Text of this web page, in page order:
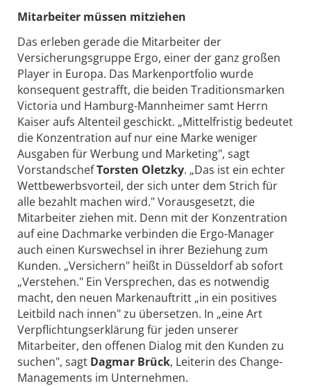
Mitarbeiter müssen mitziehen
Das erleben gerade die Mitarbeiter der
Versicherungsgruppe Ergo, einer der ganz großen
Player in Europa. Das Markenportfolio wurde
konsequent gestrafft, die beiden Traditionsmarken
Victoria und Hamburg-Mannheimer samt Herrn
Kaiser aufs Altenteil geschickt. „Mittelfristig bedeutet
die Konzentration auf nur eine Marke weniger
Ausgaben für Werbung und Marketing", sagt
VorstandschefTorsten Oletzky. „Das ist ein echter
Wettbewerbsvorteil, der sich unter dem Strich für
alle bezahlt machen wird." Vorausgesetzt, die
Mitarbeiter ziehen mit. Denn mit der Konzentration
auf eine Dachmarke verbinden die Ergo-Manager
auch einen Kurswechsel in ihrer Beziehung zum
Kunden. „Versichern" heißt in Düsseldorf ab sofort
„Verstehen." Ein Versprechen, das es notwendig
macht, den neuen Markenauftritt „in ein positives
Leitbild nach innen" zu übersetzen. In „eine Art
Verpflichtungserklärung für jeden unserer
Mitarbeiter, den offenen Dialog mit den Kunden zu
suchen", sagt Dagmar Brück, Leiterin des Change-
Managements im Unternehmen.